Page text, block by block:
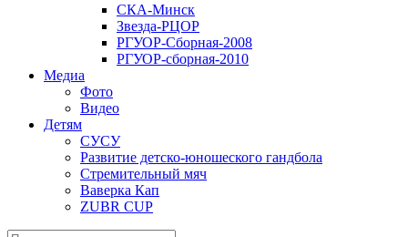
СКА-Минск
Звезда-РЦОР
РГУОР-Сборная-2008
РГУОР-сборная-2010
Медиа
Фото
Видео
Детям
СУСУ
Развитие детско-юношеского гандбола
Стремительный мяч
Ваверка Кап
ZUBR CUP